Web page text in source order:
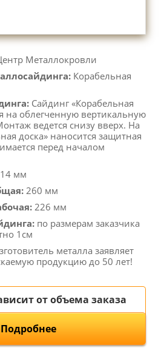
Металлокровли
Корабельная
Сайдинг «Корабельная
на облегченную вертикальную
ведется снизу вверх. На
доска» наносится защитная
перед началом
14 мм
260 мм
226 мм
по размерам заказчика
1см
металла заявляет
продукцию до 50 лет!
от объема заказа
Подробнее